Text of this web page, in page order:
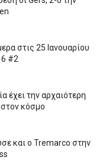
στις 25 Ιανουαρίου
#2
έχει την αρχαιότερη
κόσμο
και ο Tremarco στην